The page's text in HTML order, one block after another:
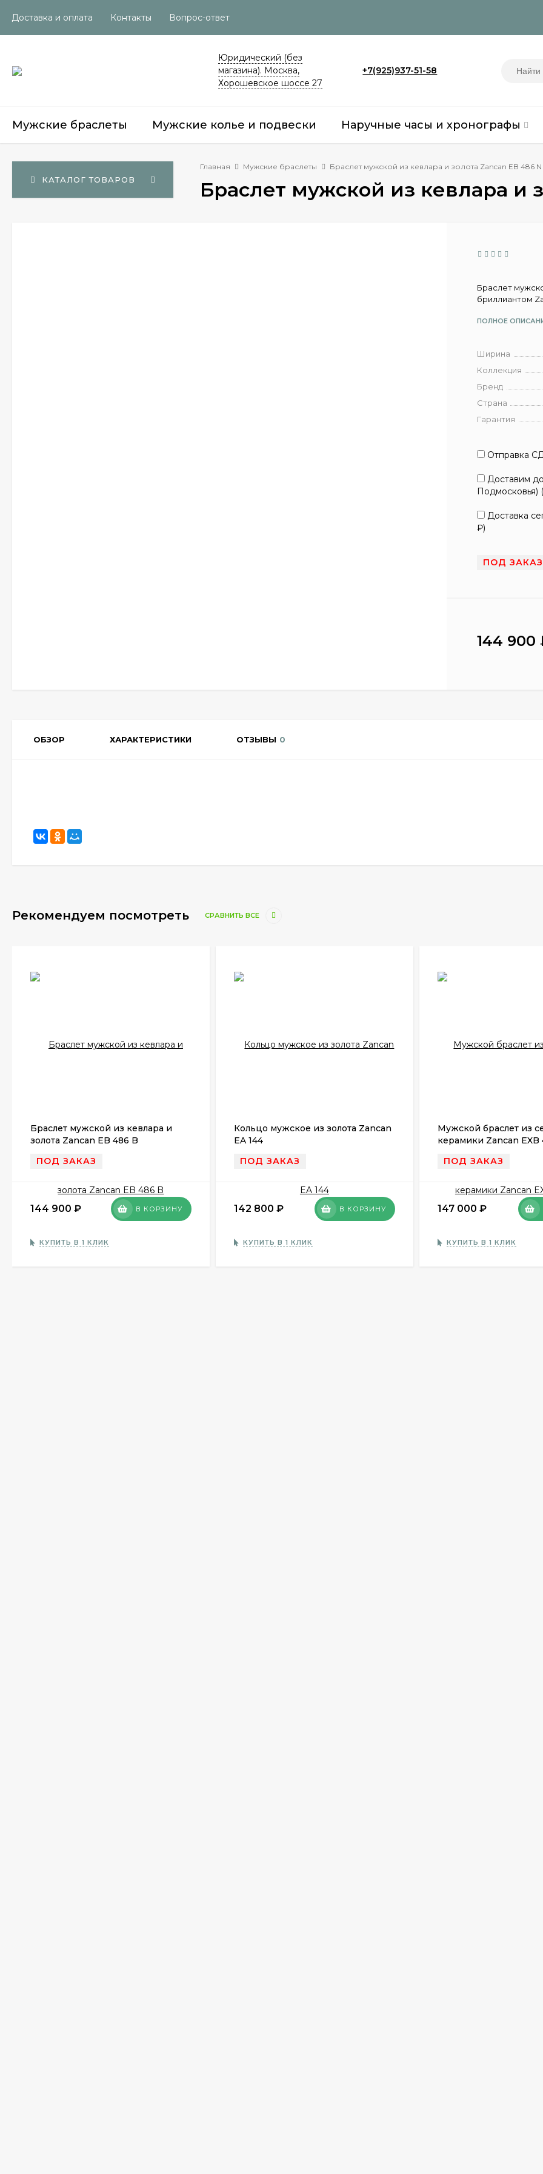
Доставка и оплата Контакты Вопрос-ответ
Юридический (без
магазина). Москва,
Хорошевское шоссе 27
+7(925)937-51-58
Мужские браслеты Мужские колье и подвески Наручные часы и хронографы
КАТАЛОГ ТОВАРОВ
Главная Мужские браслеты Браслет мужской из кевлара и золота Zancan EB 486 N
Браслет мужской из кевлара и
Браслет
бриллиантом
ПОЛНОЕ
Ширина
Коллекция
Бренд
Страна
Гарантия
Отправка
Доставим
Подмосковья)
Доставка
₽)
ПОД ЗАКАЗ
144 900
ОБЗОР ХАРАКТЕРИСТИКИ ОТЗЫВЫ 0
Рекомендуем посмотреть СРАВНИТЬ ВСЕ
Браслет мужской из кевлара и
золота Zancan EB 486 B
ПОД ЗАКАЗ
144 900 ₽ В КОРЗИНУ
КУПИТЬ В 1 КЛИК
Кольцо мужское из золота Zancan
EA 144
ПОД ЗАКАЗ
142 800 ₽ В КОРЗИНУ
КУПИТЬ В 1 КЛИК
Мужской браслет из
керамики Zancan EXB
ПОД ЗАКАЗ
147 000 ₽
КУПИТЬ В 1 КЛИК